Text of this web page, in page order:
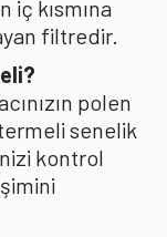
iç kısmına
filtredir.
polen
senelik
kontrol